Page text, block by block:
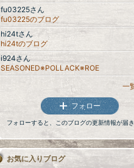
fu03225さん
fu03225のブログ
hi24tさん
hi24tのブログ
i924さん
SEASONED※POLLACK※ROE
一
フォロー
フォローすると、このブログの更新情報が届き
お気に入りブログ